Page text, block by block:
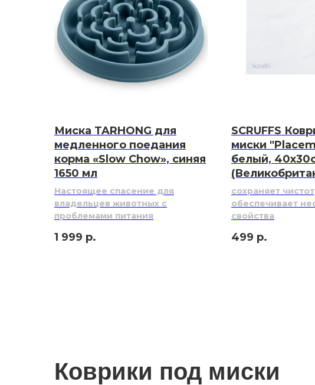
Миска TARHONG для
медленного поедания
корма «Slow Chow», синяя
1650 мл
Настоящее спасение для
владельцев животных с
проблемами питания
1 999 р.
SCRUFFS
миски
белый,
сохраняет
обеспечивает
свойства
499 р.
Коврики под миски